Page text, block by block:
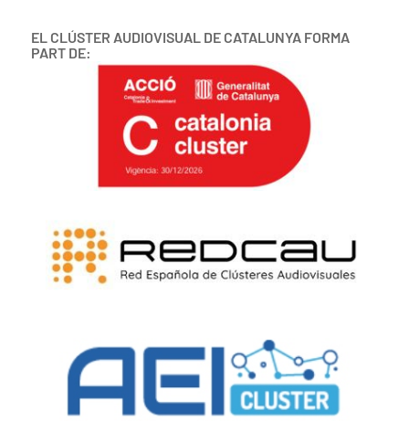
EL CLÚSTER AUDIOVISUAL DE CATALUNYA FORMA
PART DE: